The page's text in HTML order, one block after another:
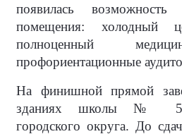
появилась возможность
помещения: холодный
полноценный
профориентационные
На финишной прямой
зданиях школы № 58
городского округа. До